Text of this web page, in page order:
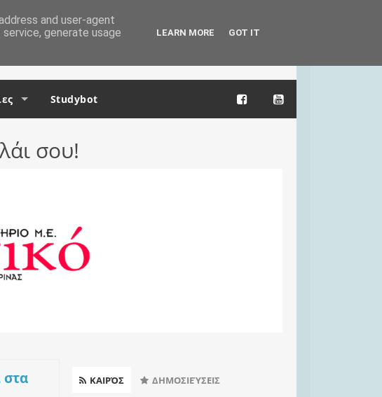
Studybot
σου!
στα
ΚΑΙΡΌΣ ΔΗΜΟΣΙΕΎΣΕΙΣ
and user-agent
generate usage
LEARN MORE GOT IT